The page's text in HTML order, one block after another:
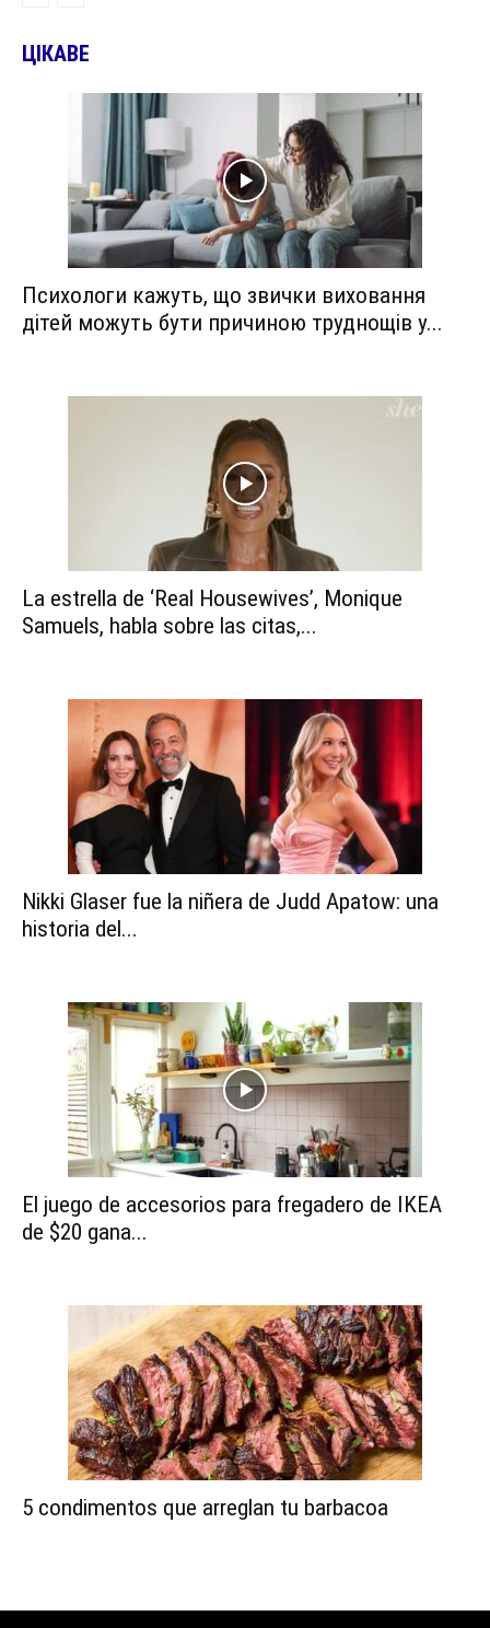
ЦІКАВЕ
Психологи кажуть, що звички виховання
дітей можуть бути причиною труднощів у...
La estrella de ‘Real Housewives’, Monique
Samuels, habla sobre las citas,...
Nikki Glaser fue la niñera de Judd Apatow: una
historia del...
El juego de accesorios para fregadero de IKEA
de $20 gana...
5 condimentos que arreglan tu barbacoa